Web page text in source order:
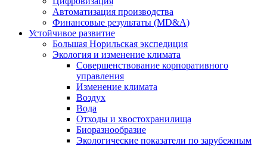
Автоматизация производства
Финансовые результаты (MD&A)
Устойчивое развитие
Большая Норильская экспедиция
Экология и изменение климата
Совершенствование корпоративного
управления
Изменение климата
Воздух
Вода
Отходы и хвостохранилища
Биоразнообразие
Экологические показатели по зарубежным